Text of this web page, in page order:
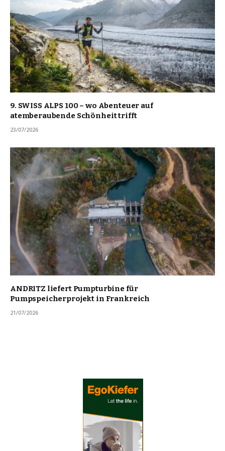
9. SWISS ALPS 100 – wo Abenteuer auf
atemberaubende Schönheit trifft
23/07/2026
ANDRITZ liefert Pumpturbine für
Pumpspeicherprojekt in Frankreich
21/07/2026